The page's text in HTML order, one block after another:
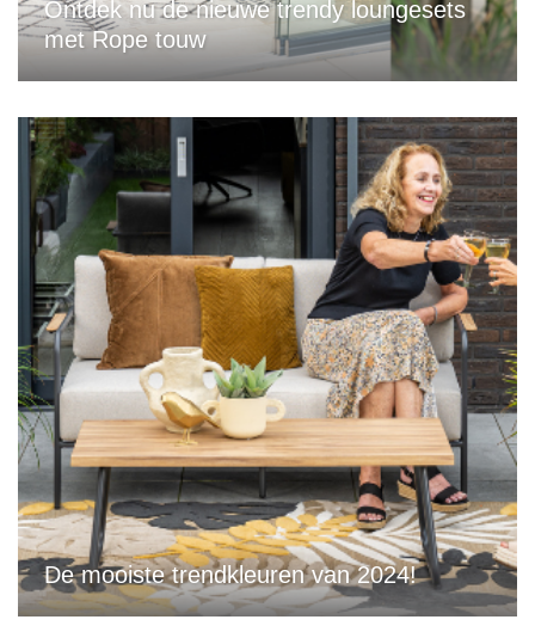
Ontdek nu de nieuwe trendy loungesets
met Rope touw
De mooiste trendkleuren van 2024!